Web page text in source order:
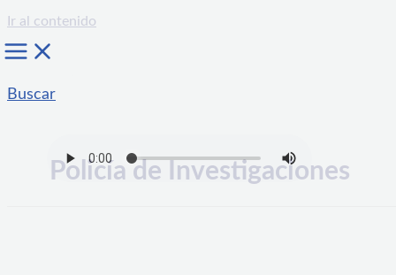
Ir al contenido
Buscar
Policía de Investigaciones